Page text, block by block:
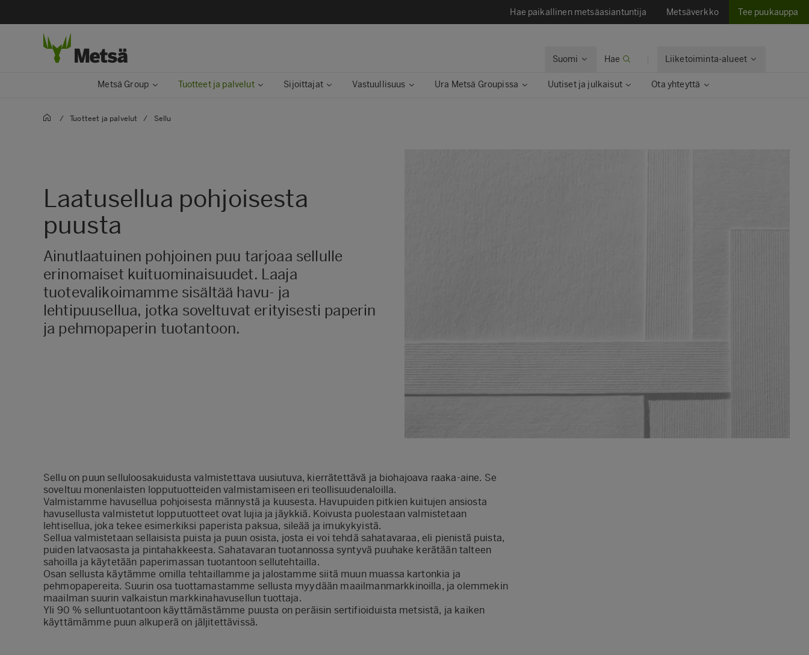
Hae paikallinen metsäasiantuntija Metsäverkko Tee puukauppa
Suomi Hae Liiketoiminta-alueet
Metsä Group Tuotteet ja palvelut Sijoittajat Vastuullisuus Ura Metsä Groupissa Uutiset ja julkaisut Ota yhteyttä
/ Tuotteet ja palvelut / Sellu
Laatusellua pohjoisesta
puusta
Ainutlaatuinen pohjoinen puu tarjoaa sellulle
erinomaiset kuituominaisuudet. Laaja
tuotevalikoimamme sisältää havu- ja
lehtipuusellua, jotka soveltuvat erityisesti paperin
ja pehmopaperin tuotantoon.
Sellu on puun selluloosakuidusta valmistettava uusiutuva, kierrätettävä ja biohajoava raaka-aine. Se
soveltuu monenlaisten lopputuotteiden valmistamiseen eri teollisuudenaloilla.
Valmistamme havusellua pohjoisesta männystä ja kuusesta. Havupuiden pitkien kuitujen ansiosta
havusellusta valmistetut lopputuotteet ovat lujia ja jäykkiä. Koivusta puolestaan valmistetaan
lehtisellua, joka tekee esimerkiksi paperista paksua, sileää ja imukykyistä.
Sellua valmistetaan sellaisista puista ja puun osista, josta ei voi tehdä sahatavaraa, eli pienistä puista,
puiden latvaosasta ja pintahakkeesta. Sahatavaran tuotannossa syntyvä puuhake kerätään talteen
sahoilla ja käytetään paperimassan tuotantoon sellutehtailla.
Osan sellusta käytämme omilla tehtaillamme ja jalostamme siitä muun muassa kartonkia ja
pehmopapereita. Suurin osa tuottamastamme sellusta myydään maailmanmarkkinoilla, ja olemmekin
maailman suurin valkaistun markkinahavusellun tuottaja.
Yli 90 % selluntuotantoon käyttämästämme puusta on peräisin sertifioiduista metsistä, ja kaiken
käyttämämme puun alkuperä on jäljitettävissä.